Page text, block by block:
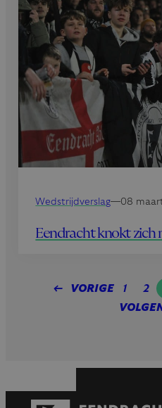
Wedstrijdverslag—08
Eendracht knokt zich
← VORIGE 1 2